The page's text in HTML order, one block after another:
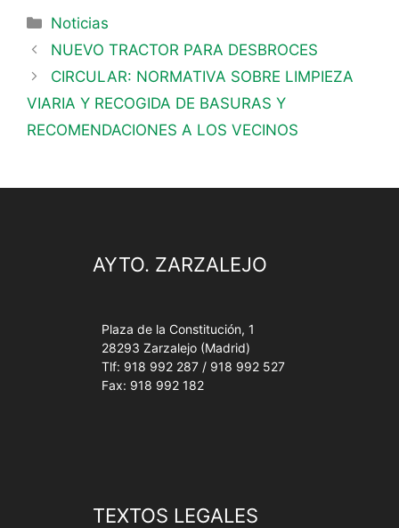
Noticias
NUEVO TRACTOR PARA DESBROCES
CIRCULAR: NORMATIVA SOBRE LIMPIEZA
VIARIA Y RECOGIDA DE BASURAS Y
RECOMENDACIONES A LOS VECINOS
AYTO. ZARZALEJO
Plaza de la Constitución, 1
28293 Zarzalejo (Madrid)
Tlf: 918 992 287 / 918 992 527
Fax: 918 992 182
TEXTOS LEGALES